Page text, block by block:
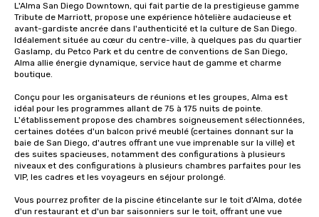
L'Alma San Diego Downtown, qui fait partie de la prestigieuse gamme
Tribute de Marriott, propose une expérience hôtelière audacieuse et
avant-gardiste ancrée dans l'authenticité et la culture de San Diego.
Idéalement située au cœur du centre-ville, à quelques pas du quartier
Gaslamp, du Petco Park et du centre de conventions de San Diego,
Alma allie énergie dynamique, service haut de gamme et charme
boutique.
Conçu pour les organisateurs de réunions et les groupes, Alma est
idéal pour les programmes allant de 75 à 175 nuits de pointe.
L'établissement propose des chambres soigneusement sélectionnées,
certaines dotées d'un balcon privé meublé (certaines donnant sur la
baie de San Diego, d'autres offrant une vue imprenable sur la ville) et
des suites spacieuses, notamment des configurations à plusieurs
niveaux et des configurations à plusieurs chambres parfaites pour les
VIP, les cadres et les voyageurs en séjour prolongé.
Vous pourrez profiter de la piscine étincelante sur le toit d'Alma, dotée
d'un restaurant et d'un bar saisonniers sur le toit, offrant une vue